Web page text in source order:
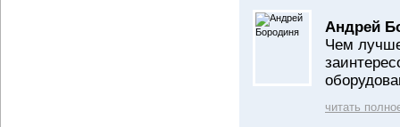
Андрей
Чем
читать